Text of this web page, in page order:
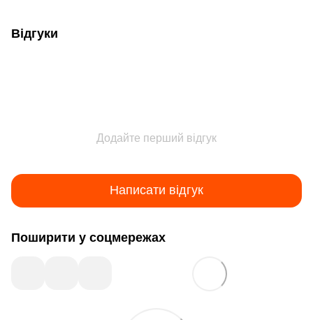
Відгуки
Додайте перший відгук
Написати відгук
Поширити у соцмережах